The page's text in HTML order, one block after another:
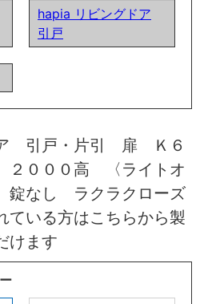
hapia リビングドア
引戸
引戸・片引 扉 Ｋ６
０００高 〈ライトオ
なし ラクラクローズ
ている方はこちらから製
けます